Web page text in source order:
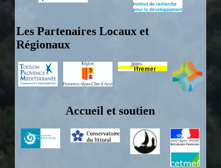
Les Partenaires Locaux et
Régionaux
Accueil et soutien